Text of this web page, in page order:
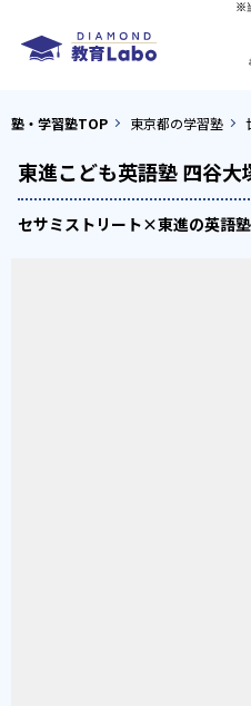
塾・学習塾TOP 東京都の学習塾
東進こども英語塾 四谷大
セサミストリート×東進の英語塾